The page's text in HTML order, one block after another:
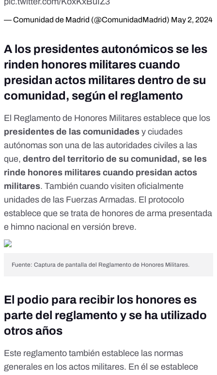
— Comunidad de Madrid (@ComunidadMadrid) May 2, 2024
A los presidentes autonómicos se les
rinden honores militares cuando
presidan actos militares dentro de su
comunidad, según el reglamento
El Reglamento de Honores Militares establece que los
presidentes de las comunidades y ciudades
autónomas son una de las autoridades civiles a las
que, dentro del territorio de su comunidad, se les
rinde honores militares cuando presidan actos
militares. También cuando visiten oficialmente
unidades de las Fuerzas Armadas. El protocolo
establece que se trata de honores de arma presentada
e himno nacional en versión breve.
Fuente: Captura de pantalla del Reglamento de Honores Militares.
El podio para recibir los honores es
parte del reglamento y se ha utilizado
otros años
Este reglamento también establece las normas
generales en los actos militares. En él se establece